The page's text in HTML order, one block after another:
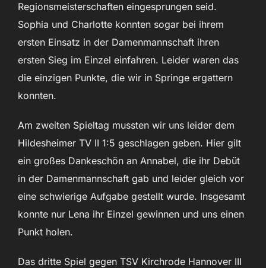
Regionsmeisterschaften eingesprungen seid.
Sophia und Charlotte konnten sogar bei ihrem
ersten Einsatz in der Damenmannschaft ihren
ersten Sieg im Einzel einfahren. Leider waren das
die einzigen Punkte, die wir in Springe ergattern
konnten.
Am zweiten Spieltag mussten wir uns leider dem
Hildesheimer TV II 1:5 geschlagen geben. Hier gilt
ein großes Dankeschön an Annabel, die ihr Debüt
in der Damenmannschaft gab und leider gleich vor
eine schwierige Aufgabe gestellt wurde. Insgesamt
konnte nur Lena ihr Einzel gewinnen und uns einen
Punkt holen.
Das dritte Spiel gegen TSV Kirchrode Hannover III